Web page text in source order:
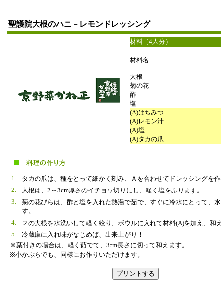
聖護院大根のハニ－レモンドレッシング
材料（4人分）
材料名
大根
菊の花
酢
塩
(A)はちみつ
(A)レモン汁
(A)塩
(A)タカの爪
1.
タカの爪は、種をとって細かく刻み、Ａを合わせてドレッシングを
2.
大根は、2～3cm厚さのイチョウ切りにし、軽く塩をふります。
3.
菊の花びらは、酢と塩を入れた熱湯で茹で、すぐに冷水にとって、
す。
4.
２の大根を水洗いして軽く絞り、ボウルに入れて材料(A)を加え、和
5.
冷蔵庫に入れ味がなじめば、出来上がり！
※葉付きの場合は、軽く茹でて、3cm長さに切って和えます。
※小かぶらでも、同様にお作りいただけます。